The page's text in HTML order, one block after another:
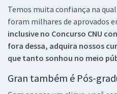
Temos muita confiança na
foram milhares de aprovados
inclusive no Concurso CNU
fora dessa, adquira nossos
que tanto sonhou no meio
Gran também é Pós-